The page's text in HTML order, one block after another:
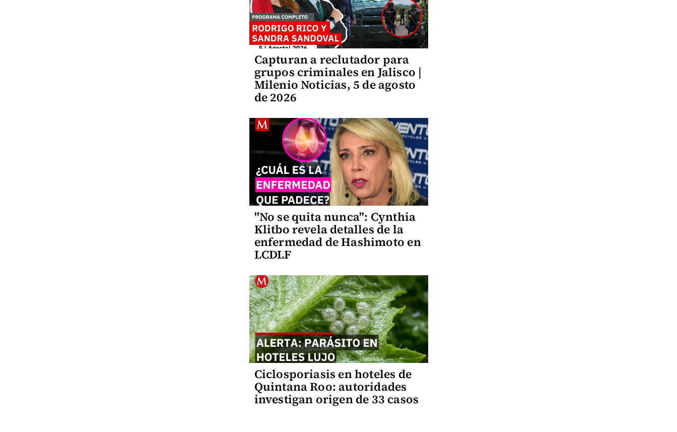
Capturan a reclutador para
grupos criminales en Jalisco |
Milenio Noticias, 5 de agosto
de 2026
"No se quita nunca": Cynthia
Klitbo revela detalles de la
enfermedad de Hashimoto en
LCDLF
Ciclosporiasis en hoteles de
Quintana Roo: autoridades
investigan origen de 33 casos